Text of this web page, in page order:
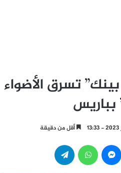
تسرق الأضواء
أقل من دقيقة